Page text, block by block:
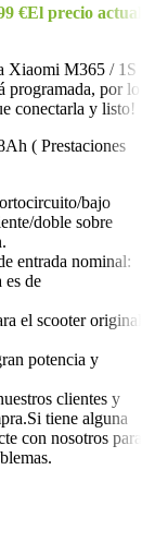
€El precio actual
M365 / 1S /
por lo
conectarla y listo!
( Prestaciones
bajo
doble sobre
entrada nominal:
de
el scooter original
potencia y
clientes y
tiene alguna
con nosotros para